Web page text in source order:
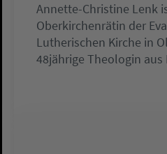
Annette-Christine Lenk
Oberkirchenrätin der
Lutherischen Kirche in
48jährige Theologin